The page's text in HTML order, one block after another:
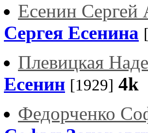
Есенин Сергей
Сергея Есенина
Плевицкая
Есенин [1929] 4k
Федорченко